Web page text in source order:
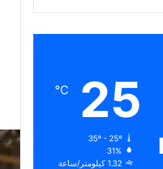
25
℃
35º - 25º
31%
1.32 كيلومتر/ساعة